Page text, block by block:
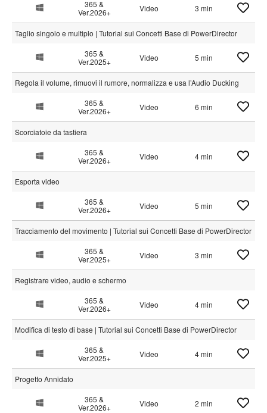
365 &
Ver.2026+
Video 3 min
Taglio singolo e multiplo | Tutorial sui Concetti Base di PowerDirector
365 &
Ver.2025+
Video 5 min
Regola il volume, rimuovi il rumore, normalizza e usa l’Audio Ducking
365 &
Ver.2026+
Video 6 min
Scorciatoie da tastiera
365 &
Ver.2026+
Video 4 min
Esporta video
365 &
Ver.2026+
Video 5 min
Tracciamento del movimento | Tutorial sui Concetti Base di PowerDirector
365 &
Ver.2025+
Video 3 min
Registrare video, audio e schermo
365 &
Ver.2026+
Video 4 min
Modifica di testo di base | Tutorial sui Concetti Base di PowerDirector
365 &
Ver.2025+
Video 4 min
Progetto Annidato
365 &
Ver.2026+
Video 2 min